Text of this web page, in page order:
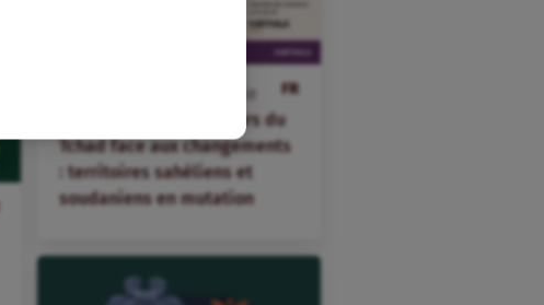
FR
Veille
Pasteurs et agropasteurs du
Tchad face aux changements
: territoires sahéliens et
soudaniens en mutation